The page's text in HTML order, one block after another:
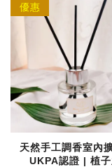
優惠
天然手工調香室內
UKPA認證 | 植